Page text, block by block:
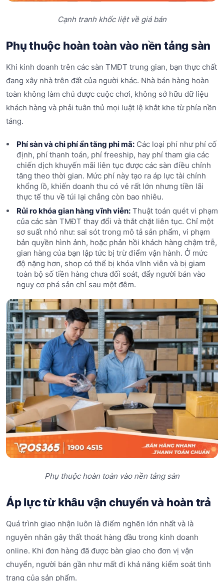
Cạnh tranh khốc liệt về giá bán
Phụ thuộc hoàn toàn vào nền tảng sàn
Khi kinh doanh trên các sàn TMĐT trung gian, bạn thực chất
đang xây nhà trên đất của người khác. Nhà bán hàng hoàn
toàn không làm chủ được cuộc chơi, không sở hữu dữ liệu
khách hàng và phải tuân thủ mọi luật lệ khắt khe từ phía nền
tảng.
Phí sàn và chi phí ẩn tăng phi mã:Các loại phí như phí cố
định, phí thanh toán, phí freeship, hay phí tham gia các
chiến dịch khuyến mãi liên tục được các sàn điều chỉnh
tăng theo thời gian. Mức phí này tạo ra áp lực tài chính
khổng lồ, khiến doanh thu có vẻ rất lớn nhưng tiền lãi
thực tế thu về túi lại chẳng còn bao nhiêu.
Rủi ro khóa gian hàng vĩnh viễn:Thuật toán quét vi phạm
của các sàn TMĐT thay đổi và thắt chặt liên tục. Chỉ một
sơ suất nhỏ như: sai sót trong mô tả sản phẩm, vi phạm
bản quyền hình ảnh, hoặc phản hồi khách hàng chậm trễ,
gian hàng của bạn lập tức bị trừ điểm vận hành. Ở mức
độ nặng hơn, shop có thể bị khóa vĩnh viễn và bị giam
toàn bộ số tiền hàng chưa đối soát, đẩy người bán vào
nguy cơ phá sản chỉ sau một đêm.
Phụ thuộc hoàn toàn vào nền tảng sàn
Áp lực từ khâu vận chuyển và hoàn trả
Quá trình giao nhận luôn là điểm nghẽn lớn nhất và là
nguyên nhân gây thất thoát hàng đầu trong kinh doanh
online. Khi đơn hàng đã được bàn giao cho đơn vị vận
chuyển, người bán gần như mất đi khả năng kiểm soát tình
trạng của sản phẩm.